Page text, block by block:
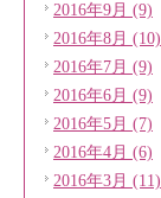
2016年9月 (9)
2016年8月 (10)
2016年7月 (9)
2016年6月 (9)
2016年5月 (7)
2016年4月 (6)
2016年3月 (11)